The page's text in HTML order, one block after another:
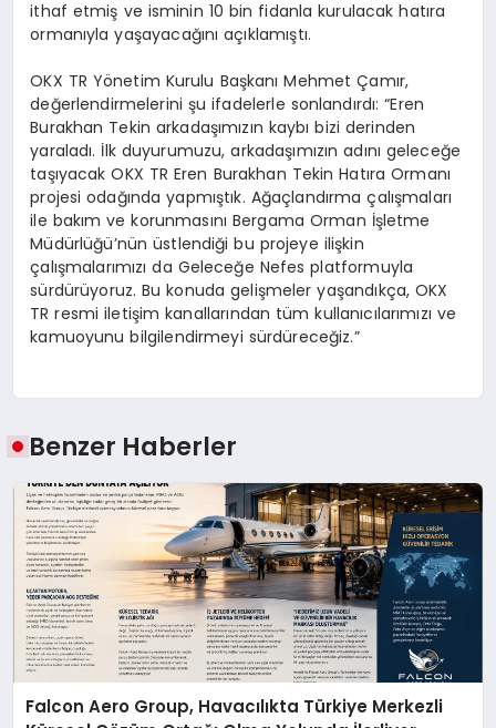
ithaf etmiş ve isminin 10 bin fidanla kurulacak hatıra
ormanıyla yaşayacağını açıklamıştı.
OKX TR Yönetim Kurulu Başkanı Mehmet Çamır,
değerlendirmelerini şu ifadelerle sonlandırdı: “Eren
Burakhan Tekin arkadaşımızın kaybı bizi derinden
yaraladı. İlk duyurumuzu, arkadaşımızın adını geleceğe
taşıyacak OKX TR Eren Burakhan Tekin Hatıra Ormanı
projesi odağında yapmıştık. Ağaçlandırma çalışmaları
ile bakım ve korunmasını Bergama Orman İşletme
Müdürlüğü’nün üstlendiği bu projeye ilişkin
çalışmalarımızı da Geleceğe Nefes platformuyla
sürdürüyoruz. Bu konuda gelişmeler yaşandıkça, OKX
TR resmi iletişim kanallarından tüm kullanıcılarımızı ve
kamuoyunu bilgilendirmeyi sürdüreceğiz.”
Benzer Haberler
Falcon Aero Group, Havacılıkta Türkiye Merkezli